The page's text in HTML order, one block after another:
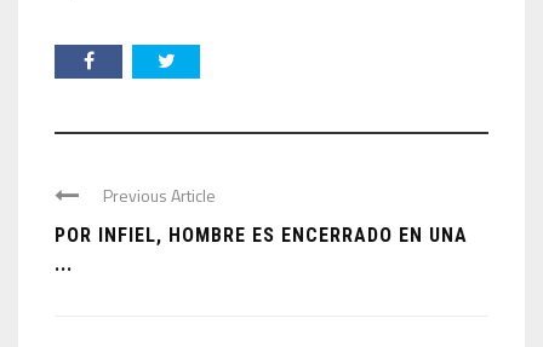
Previous Article
POR INFIEL, HOMBRE ES ENCERRADO EN UNA
...